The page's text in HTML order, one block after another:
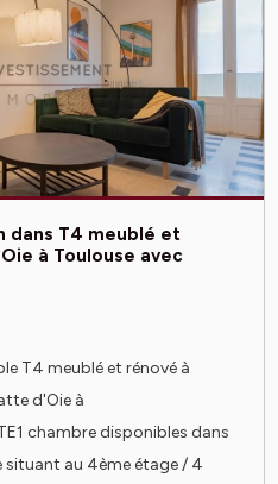
dans T4 meublé et
à Toulouse avec
T4 meublé et rénové à
d'Oie à
chambre disponibles dans
au 4ème étage / 4